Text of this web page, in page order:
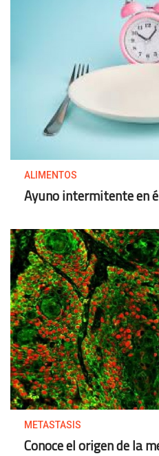
ALIMENTOS
Ayuno intermitente en
METASTASIS
Conoce el origen de la